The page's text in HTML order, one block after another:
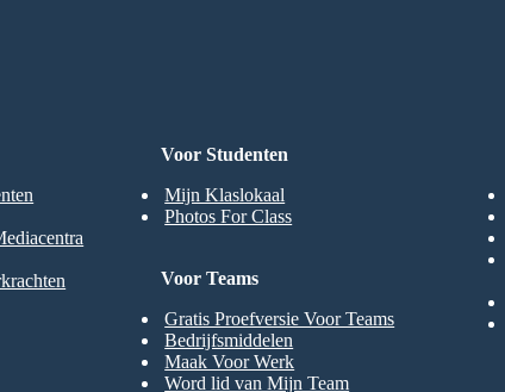
Voor Studenten
Mijn Klaslokaal
Photos For Class
Voor Teams
Gratis Proefversie Voor Teams
Bedrijfsmiddelen
Maak Voor Werk
Word lid van Mijn Team